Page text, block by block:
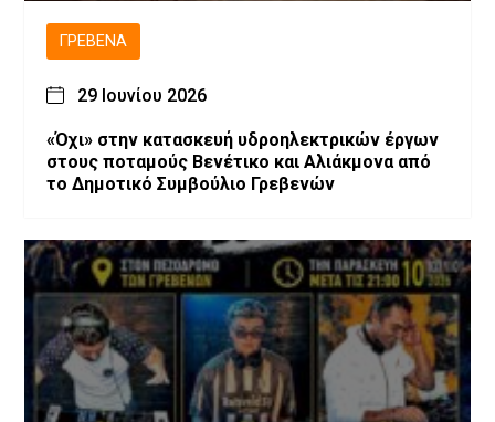
ΓΡΕΒΕΝΆ
29 Ιουνίου 2026
«Όχι» στην κατασκευή υδροηλεκτρικών έργων
στους ποταμούς Βενέτικο και Αλιάκμονα από
το Δημοτικό Συμβούλιο Γρεβενών